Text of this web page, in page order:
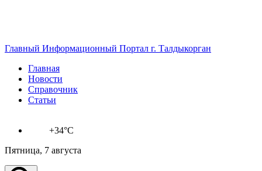
Главный Информационный Портал г. Талдыкорган
Главная
Новости
Справочник
Статьи
+34°C
Пятница, 7 августа